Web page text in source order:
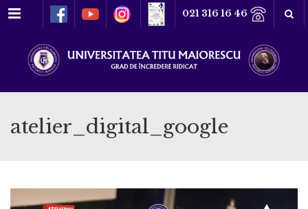
Meniu 021 316 16 46
atelier_digital_google